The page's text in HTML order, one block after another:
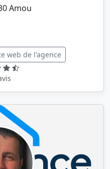
Amou
web de l'agence